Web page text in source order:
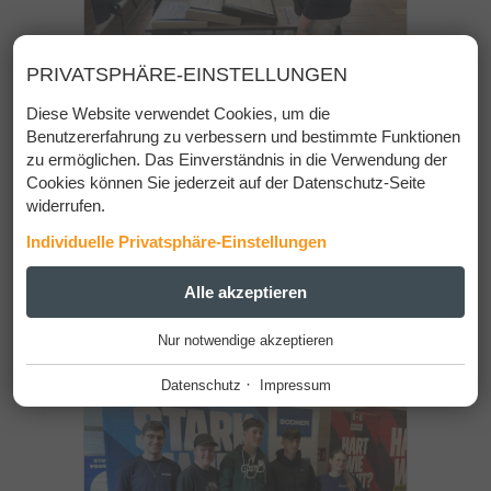
PRIVATSPHÄRE-EINSTELLUNGEN
Diese Website verwendet Cookies, um die
Benutzererfahrung zu verbessern und bestimmte Funktionen
zu ermöglichen. Das Einverständnis in die Verwendung der
Cookies können Sie jederzeit auf der Datenschutz-Seite
widerrufen.
Individuelle Privatsphäre-Einstellungen
Diese Cookies werden für einen reibungslosen Betrieb
Website Cookie Consent
Tool für die Verwaltung der Cookie Einstellungen.
FUNKTIONALE ANBIETER
Funktionale Anbieter helfen dabei, bestimmte Funktionen auf
Alle akzeptieren
Nur notwendige akzeptieren
Datenschutz · Impressum